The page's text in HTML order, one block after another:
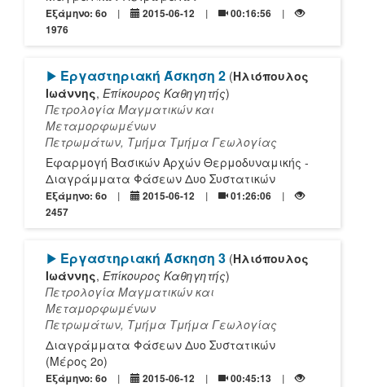
Εξάμηνο: 6o 2015-06-12
00:16:56
1976
[Play]
Εργαστηριακή Άσκηση 2 (Ηλιόπουλος
Ιωάννης, Επίκουρος Καθηγητής)
Πετρολογία Μαγματικών και
Μεταμορφωμένων
Πετρωμάτων, Τμήμα Τμήμα Γεωλογίας
Εφαρμογή Βασικών Αρχών Θερμοδυναμικής -
Διαγράμματα Φάσεων Δυο Συστατικών
Εξάμηνο: 6o 2015-06-12
01:26:06
2457
[Play]
Εργαστηριακή Άσκηση 3 (Ηλιόπουλος
Ιωάννης, Επίκουρος Καθηγητής)
Πετρολογία Μαγματικών και
Μεταμορφωμένων
Πετρωμάτων, Τμήμα Τμήμα Γεωλογίας
Διαγράμματα Φάσεων Δυο Συστατικών
(Μέρος 2ο)
Εξάμηνο: 6o 2015-06-12
00:45:13